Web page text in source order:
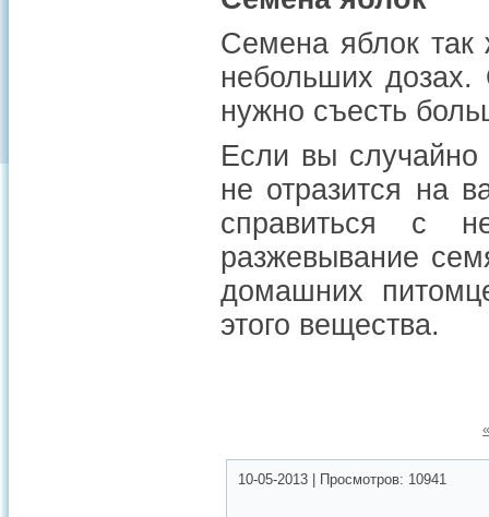
Семена яблок
небольших дозах.
нужно съесть
Если вы случайно
не отразится на
справиться с
разжевывание
домашних
этого вещества.
10-05-2013 Просмотров: 10941